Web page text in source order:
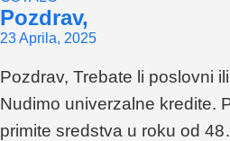
Pozdrav,
23 Aprila, 2025
Pozdrav, Trebate li poslovni
Nudimo univerzalne kredite.
primite sredstva u roku od